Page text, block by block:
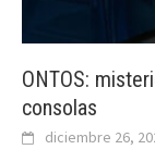
ONTOS:
consolas
diciembre 26,